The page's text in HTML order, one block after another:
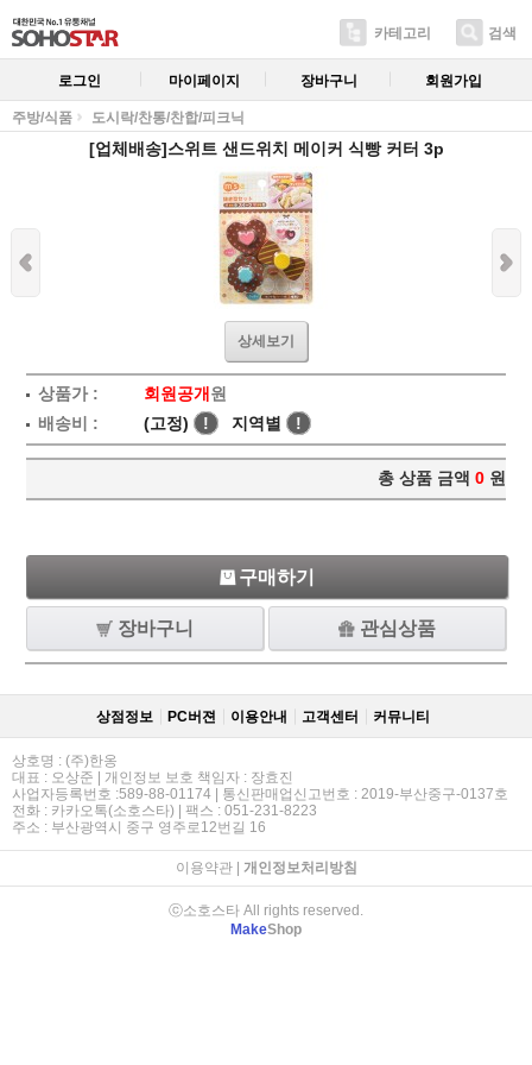
카테고리 검색
로그인 마이페이지 장바구니 회원가입
주방/식품 도시락/찬통/찬합/피크닉
[업체배송]스위트 샌드위치 메이커 식빵 커터 3p
상세보기
상품가 : 회원공개 원
배송비 :
(고정) ! 지역별 !
총 상품 금액 0 원
구매하기
장바구니 관심상품
상점정보 PC버젼 이용안내 고객센터 커뮤니티
상호명 : (주)한옹
대표 : 오상준 | 개인정보 보호 책임자 : 장효진
사업자등록번호 :589-88-01174 | 통신판매업신고번호 : 2019-부산중구-0137호
전화 : 카카오톡(소호스타) | 팩스 : 051-231-8223
주소 : 부산광역시 중구 영주로12번길 16
이용약관| 개인정보처리방침
ⓒ소호스타 All rights reserved.
MakeShop